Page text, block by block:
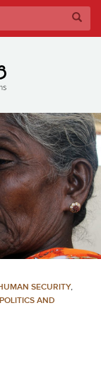
SECURITY,
POLITICS AND